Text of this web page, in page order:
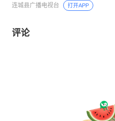
连城县广播电视台 打开APP
评论